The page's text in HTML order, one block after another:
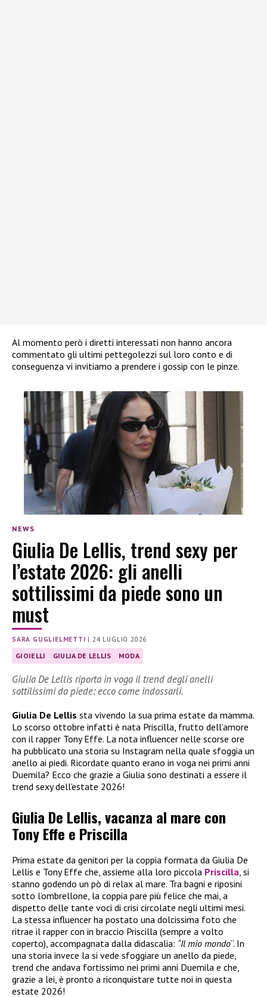
Al momento però i diretti interessati non hanno ancora
commentato gli ultimi pettegolezzi sul loro conto e di
conseguenza vi invitiamo a prendere i gossip con le pinze.
NEWS
Giulia De Lellis, trend sexy per
l’estate 2026: gli anelli
sottilissimi da piede sono un
must
SARA GUGLIELMETTI | 24 LUGLIO 2026
GIOIELLI GIULIA DE LELLIS MODA
Giulia De Lellis riporta in voga il trend degli anelli
sottilissimi da piede: ecco come indossarli.
Giulia De Lellis sta vivendo la sua prima estate da mamma.
Lo scorso ottobre infatti è nata Priscilla, frutto dell’amore
con il rapper Tony Effe. La nota influencer nelle scorse ore
ha pubblicato una storia su Instagram nella quale sfoggia un
anello ai piedi. Ricordate quanto erano in voga nei primi anni
Duemila? Ecco che grazie a Giulia sono destinati a essere il
trend sexy dell’estate 2026!
Giulia De Lellis, vacanza al mare con
Tony Effe e Priscilla
Prima estate da genitori per la coppia formata da Giulia De
Lellis e Tony Effe che, assieme alla loro piccola Priscilla , si
stanno godendo un pò di relax al mare. Tra bagni e riposini
sotto l’ombrellone, la coppia pare più felice che mai, a
dispetto delle tante voci di crisi circolate negli ultimi mesi.
La stessa influencer ha postato una dolcissima foto che
ritrae il rapper con in braccio Priscilla (sempre a volto
coperto), accompagnata dalla didascalia: “Il mio mondo“. In
una storia invece la si vede sfoggiare un anello da piede,
trend che andava fortissimo nei primi anni Duemila e che,
grazie a lei, è pronto a riconquistare tutte noi in questa
estate 2026!